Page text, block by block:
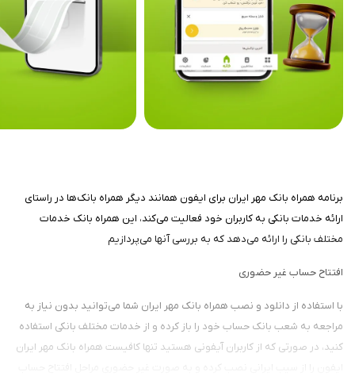
برنامه همراه بانک مهر ایران برای ایفون همانند دیگر همراه بانک‌ها در راستای
ارائه خدمات بانکی به کاربران خود فعالیت می‌کند، این همراه بانک خدمات
مختلف بانکی را ارائه می‌دهد که به بررسی آنها می‌پردازیم
افتتاح حساب غیر حضوری
با استفاده از دانلود و نصب همراه بانک مهر ایران شما می‌توانید بدون نیاز به
مراجعه به شعب بانک حساب خود را باز کرده و از خدمات مختلف بانکی استفاده
کنید، در صورتی که از کاربران آیفونی هستید تنها کافیست همراه بانک مهر ایران